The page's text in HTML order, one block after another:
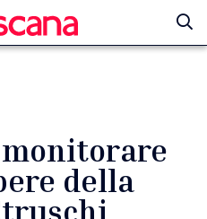
monitorare
della